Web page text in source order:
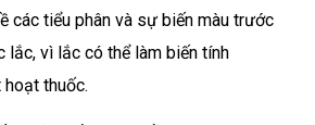
các tiểu phân và sự biến màu trước
lắc, vì lắc có thể làm biến tính
thuốc.